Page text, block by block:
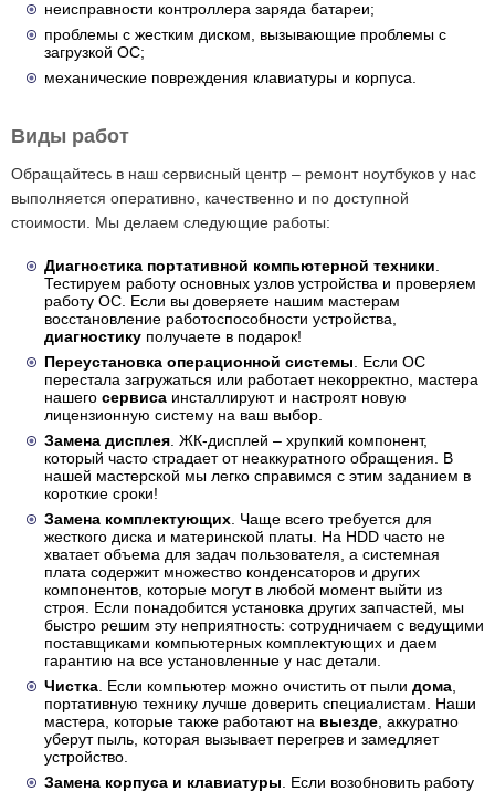
неисправности контроллера заряда батареи;
проблемы с жестким диском, вызывающие проблемы с
загрузкой ОС;
механические повреждения клавиатуры и корпуса.
Виды работ
Обращайтесь в наш сервисный центр – ремонт ноутбуков у нас
выполняется оперативно, качественно и по доступной
стоимости. Мы делаем следующие работы:
Диагностика портативной компьютерной техники
Тестируем работу основных узлов устройства и проверяем
работу ОС. Если вы доверяете нашим мастерам
восстановление работоспособности устройства,
диагностику получаете в подарок!
Переустановка операционной системы . Если ОС
перестала загружаться или работает некорректно, мастера
нашего сервиса инсталлируют и настроят новую
лицензионную систему на ваш выбор.
Замена дисплея . ЖК-дисплей – хрупкий компонент,
который часто страдает от неаккуратного обращения. В
нашей мастерской мы легко справимся с этим заданием в
короткие сроки!
Замена комплектующих . Чаще всего требуется для
жесткого диска и материнской платы. На HDD часто не
хватает объема для задач пользователя, а системная
плата содержит множество конденсаторов и других
компонентов, которые могут в любой момент выйти из
строя. Если понадобится установка других запчастей, мы
быстро решим эту неприятность: сотрудничаем с ведущими
поставщиками компьютерных комплектующих и даем
гарантию на все установленные у нас детали.
Чистка . Если компьютер можно очистить от пыли дома
портативную технику лучше доверить специалистам. Наши
мастера, которые также работают на выезде , аккуратно
уберут пыль, которая вызывает перегрев и замедляет
устройство.
Замена корпуса и клавиатуры . Если возобновить работу